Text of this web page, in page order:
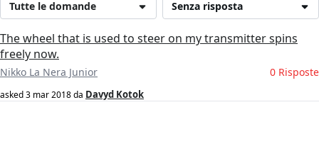
Senza risposta
Tutte le domande
The wheel that is used to steer on my transmitter spins
freely now.
Nikko La Nera Junior 0 Risposte
asked3 mar 2018da Davyd Kotok